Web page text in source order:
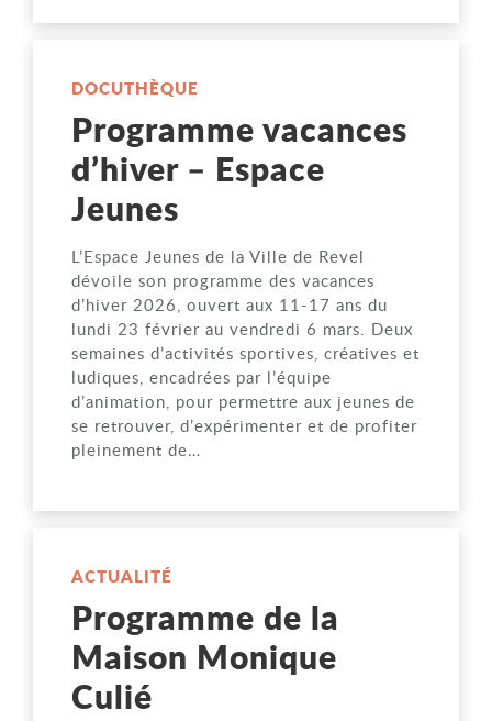
DOCUTHÈQUE
Programme vacances
d’hiver – Espace
Jeunes
L’Espace Jeunes de la Ville de Revel
dévoile son programme des vacances
d’hiver 2026, ouvert aux 11-17 ans du
lundi 23 février au vendredi 6 mars. Deux
semaines d’activités sportives, créatives et
ludiques, encadrées par l’équipe
d’animation, pour permettre aux jeunes de
se retrouver, d’expérimenter et de profiter
pleinement de…
ACTUALITÉ
Programme de la
Maison Monique
Culié